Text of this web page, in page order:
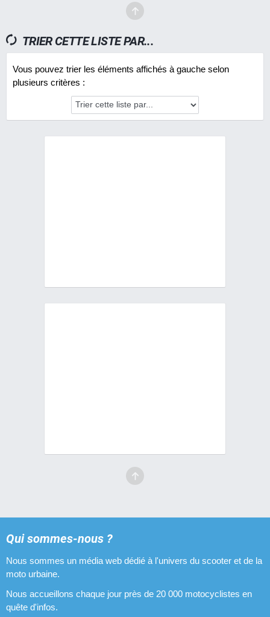
TRIER CETTE LISTE PAR...
Vous pouvez trier les éléments affichés à gauche selon
plusieurs critères :
Qui sommes-nous ?
Nous sommes un média web dédié à l'univers du scooter et de la
moto urbaine.
Nous accueillons chaque jour près de 20 000 motocyclistes en
quête d'infos.